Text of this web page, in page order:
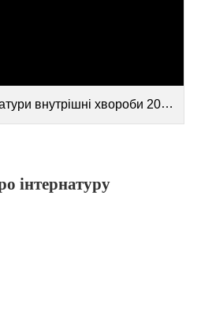
внутрішні хвороби 2025.pdf